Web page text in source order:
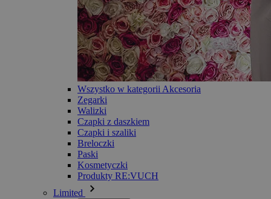
Wszystko w kategorii Akcesoria
Zegarki
Walizki
Czapki z daszkiem
Czapki i szaliki
Breloczki
Paski
Kosmetyczki
Produkty RE:VUCH
Limited